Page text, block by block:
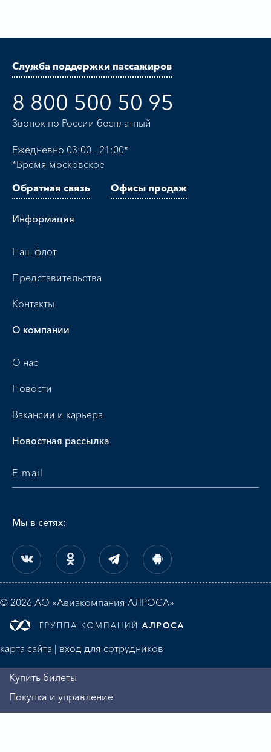
Служба поддержки пассажиров
8 800 500 50 95
Звонок по России бесплатный
Ежедневно 03:00 - 21:00*
*Время московское
Обратная связь
Офисы продаж
Информация
Наш флот
Представительства
Контакты
О компании
О нас
Новости
Вакансии и карьера
Новостная рассылка
Мы в сетях:
© 2026 АО «Авиакомпания АЛРОСА»
карта сайта | вход для сотрудников
Купить билеты
Покупка и управление
Регистрация на рейс